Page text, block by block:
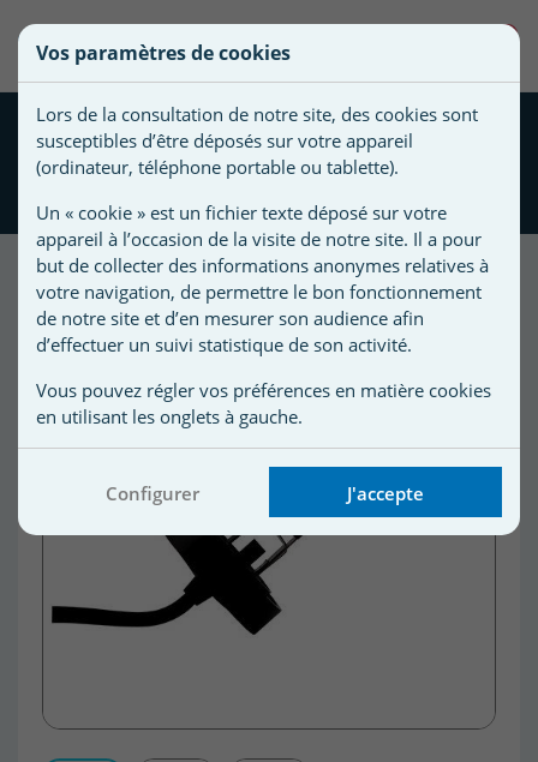
Cellule électrolyseur
compatible PARAMOUNT
Créer une nouvelle liste
une
liste
Nom de
d'envies
Vous
devez
être
connecté
pour
ajouter
des
produits
à
votre
liste
Vos paramètres de cookies
Lors de la consultation de notre site, des cookies sont
susceptibles d’être déposés sur votre appareil
(ordinateur, téléphone portable ou tablette).
Un « cookie » est un fichier texte déposé sur votre
appareil à l’occasion de la visite de notre site. Il a pour
but de collecter des informations anonymes relatives à
votre navigation, de permettre le bon fonctionnement
de notre site et d’en mesurer son audience afin
d’effectuer un suivi statistique de son activité.
Vous pouvez régler vos préférences en matière cookies
en utilisant les onglets à gauche.
Configurer J'accepte